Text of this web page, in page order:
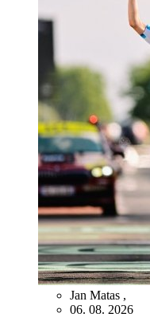
Jan Matas ,
06. 08. 2026